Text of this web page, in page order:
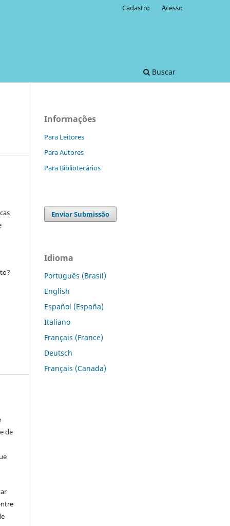
Buscar
Cadastro Acesso
de
Informações
Para Leitores
Para Autores
Para Bibliotecários
Enviar Submissão
Idioma
Português (Brasil)
English
Español (España)
Italiano
Français (France)
Deutsch
Français (Canada)